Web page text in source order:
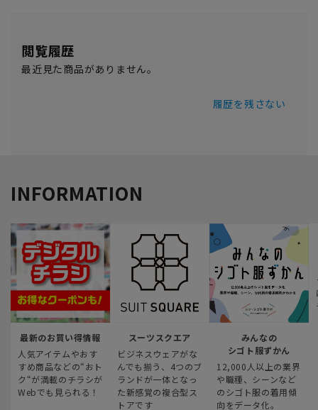
閲覧履歴
最近見た商品がありません。
履歴を残さない
INFORMATION
最新のお買い得情報
人気アイテムやおす
すめ商品などの“おト
ク“が満載のチラシが
Webでも見られる！
スーツスクエア
ビジネスウェアがな
んでも揃う、4つのブ
ランドが一体となっ
た新感覚の複合型ス
トアです
みんなの
シゴト服ずかん
12,000人以上の業界
や職種、シーンなど
のシゴト服の着用傾
向をデータ化。